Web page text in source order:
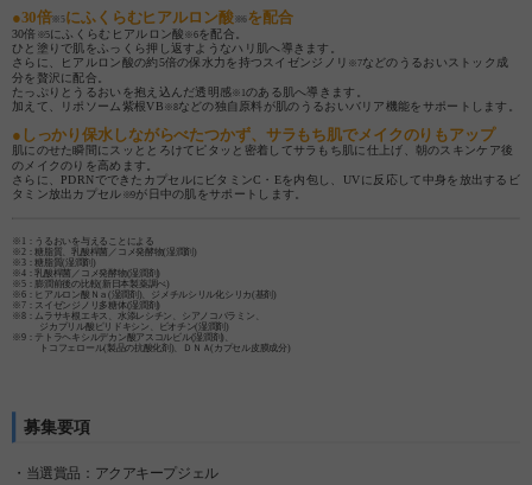
●30倍※5にふくらむヒアルロン酸※6を配合
30倍 ※5にふくらむヒアルロン酸 ※6を配合。
ひと塗りで肌をふっくら押し返すようなハリ肌へ導きます。
さらに、ヒアルロン酸の約5倍の保水力を持つスイゼンジノリ ※7などのうるおいストック成
分を贅沢に配合。
たっぷりとうるおいを抱え込んだ透明感※1 のある肌へ導きます。
加えて、リポソーム紫根VB ※8などの独自原料が肌のうるおいバリア機能をサポートします。
●しっかり保水しながらべたつかず、サラもち肌でメイクのりもアップ
肌にのせた瞬間にスッととろけてピタッと密着してサラもち肌に仕上げ、朝のスキンケア後
のメイクのりを高めます。
さらに、PDRNでできたカプセルにビタミンC・Eを内包し、UVに反応して中身を放出するビ
タミン放出カプセル ※9が日中の肌をサポートします。
※1：うるおいを与えることによる
※2：糖脂質、乳酸桿菌／コメ発酵物(湿潤剤)
※3：糖脂質(湿潤剤)
※4：乳酸桿菌／コメ発酵物(湿潤剤)
※5：膨潤前後の比較(新日本製薬調べ)
※6：ヒアルロン酸Ｎａ(湿潤剤)、ジメチルシリル化シリカ(基剤)
※7：スイゼンジノリ多糖体(湿潤剤)
※8：ムラサキ根エキス、水添レシチン、シアノコバラミン、
ジカプリル酸ピリドキシン、ビオチン(湿潤剤)
※9：テトラヘキシルデカン酸アスコルビル(湿潤剤)、
トコフェロール(製品の抗酸化剤)、ＤＮＡ(カプセル皮膜成分)
募集要項
・当選賞品：アクアキープジェル